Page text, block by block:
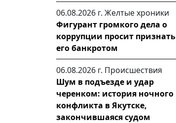
06.08.2026 г. Желтые хроники
Фигурант громкого дела о
коррупции просит признать
его банкротом
06.08.2026 г. Происшествия
Шум в подъезде и удар
черенком: история ночного
конфликта в Якутске,
закончившаяся судом